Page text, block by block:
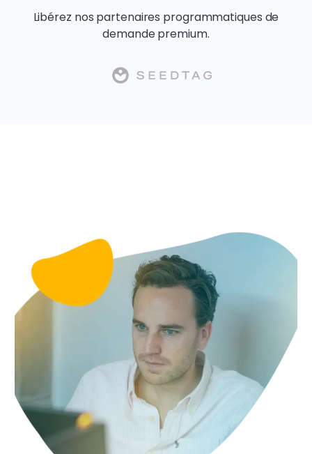
Libérez nos partenaires programmatiques de
demande premium.